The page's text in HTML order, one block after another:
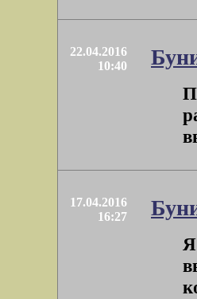
22.04.2016
10:40
17.04.2016
16:27
Я